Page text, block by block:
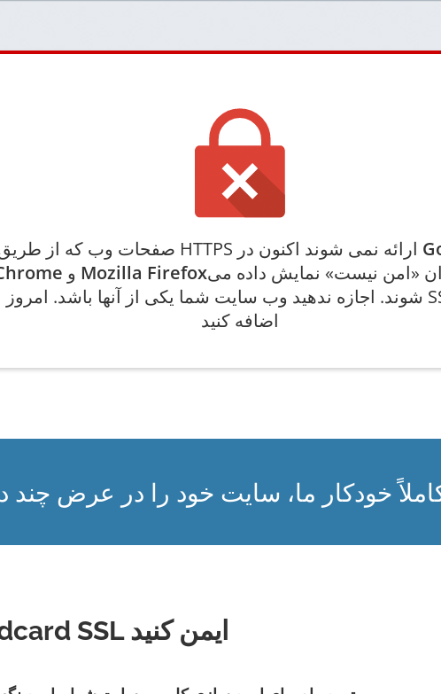
Mozilla Firefox«امن نیست» نمایش داده می
شوند. اجازه ندهید وب سایت شما یکی از آنها باشد. امروز SSL را
اضافه کنید
کاملاً خودکار ما، سایت خود را در عرض چند
کل سایت خود را با Wildcard SSL ایمن کنید